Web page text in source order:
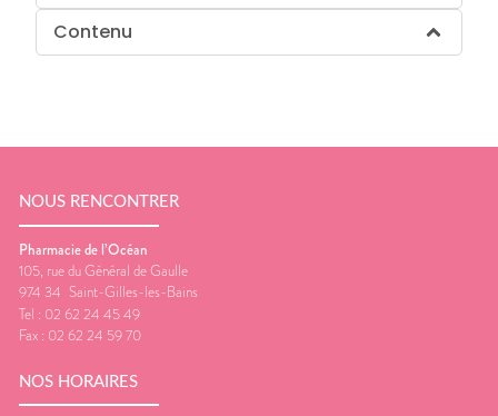
Contenu
NOUS RENCONTRER
Pharmacie de l’Océan
105, rue du Général de Gaulle
974 34 Saint-Gilles-les-Bains
Tel : 02 62 24 45 49
Fax : 02 62 24 59 70
NOS HORAIRES